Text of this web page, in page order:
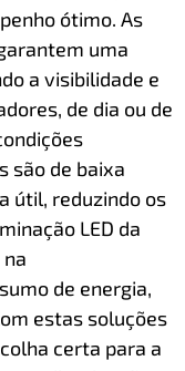
ótimo. As
uma
a visibilidade e
de dia ou de
são de baixa
útil, reduzindo os
LED da
de energia,
estas soluções
certa para a